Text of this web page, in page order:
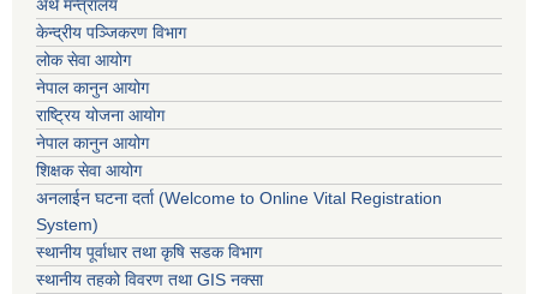
अर्थ मन्त्रालय
केन्द्रीय पञ्जिकरण विभाग
लोक सेवा आयोग
नेपाल कानुन आयोग
राष्ट्रिय योजना आयोग
नेपाल कानुन आयोग
शिक्षक सेवा आयोग
अनलाईन घटना दर्ता (Welcome to Online Vital Registration
System)
स्थानीय पूर्वाधार तथा कृषि सडक विभाग
स्थानीय तहको विवरण तथा GIS नक्सा